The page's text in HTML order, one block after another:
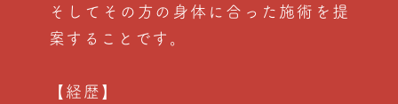
そしてその方の身体に合った施術を提
案することです。
【経歴】